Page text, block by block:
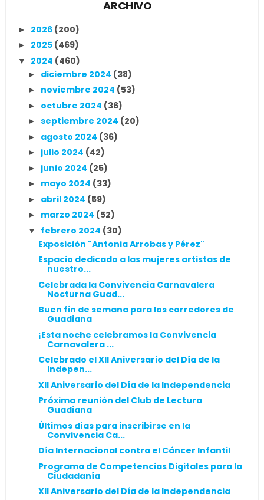
ARCHIVO
► 2026 (200)
► 2025 (469)
▼ 2024 (460)
► diciembre 2024 (38)
► noviembre 2024 (53)
► octubre 2024 (36)
► septiembre 2024 (20)
► agosto 2024 (36)
► julio 2024 (42)
► junio 2024 (25)
► mayo 2024 (33)
► abril 2024 (59)
► marzo 2024 (52)
▼ febrero 2024 (30)
Exposición "Antonia Arrobas y Pérez"
Espacio dedicado a las mujeres artistas de
nuestro...
Celebrada la Convivencia Carnavalera
Nocturna Guad...
Buen fin de semana para los corredores de
Guadiana
¡Esta noche celebramos la Convivencia
Carnavalera ...
Celebrado el XII Aniversario del Día de la
Indepen...
XII Aniversario del Día de la Independencia
Próxima reunión del Club de Lectura
Guadiana
Últimos días para inscribirse en la
Convivencia Ca...
Día Internacional contra el Cáncer Infantil
Programa de Competencias Digitales para la
Ciudadanía
XII Aniversario del Día de la Independencia